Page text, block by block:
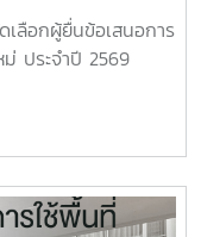
เลือกผู้ยื่นข้อเสนอการ
ประจำปี 2569